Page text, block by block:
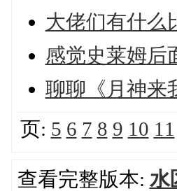
大佬们有什么
感觉史莱姆后
聊聊《月神来
页: 5 6 7 8 9 10 11
查看完整版本: 水